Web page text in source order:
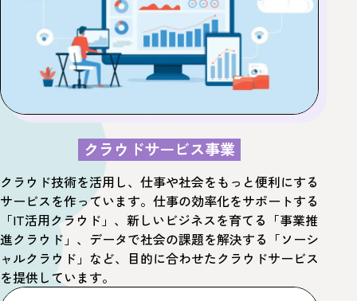
クラウドサービス事業
クラウド技術を活用し、仕事や社会をもっと便利にする
サービスを作っています。 仕事の効率化をサポートする
「IT活用クラウド」、 新しいビジネスを育てる「事業推
進クラウド」、 データで社会の課題を解決する「ソーシ
ャルクラウド」など、 目的に合わせたクラウドサービス
を提供しています。